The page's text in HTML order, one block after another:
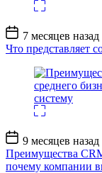
Дата
записи
7 месяцев назад
Что представляет
Дата
записи
9 месяцев назад
Преимущества
почему компании